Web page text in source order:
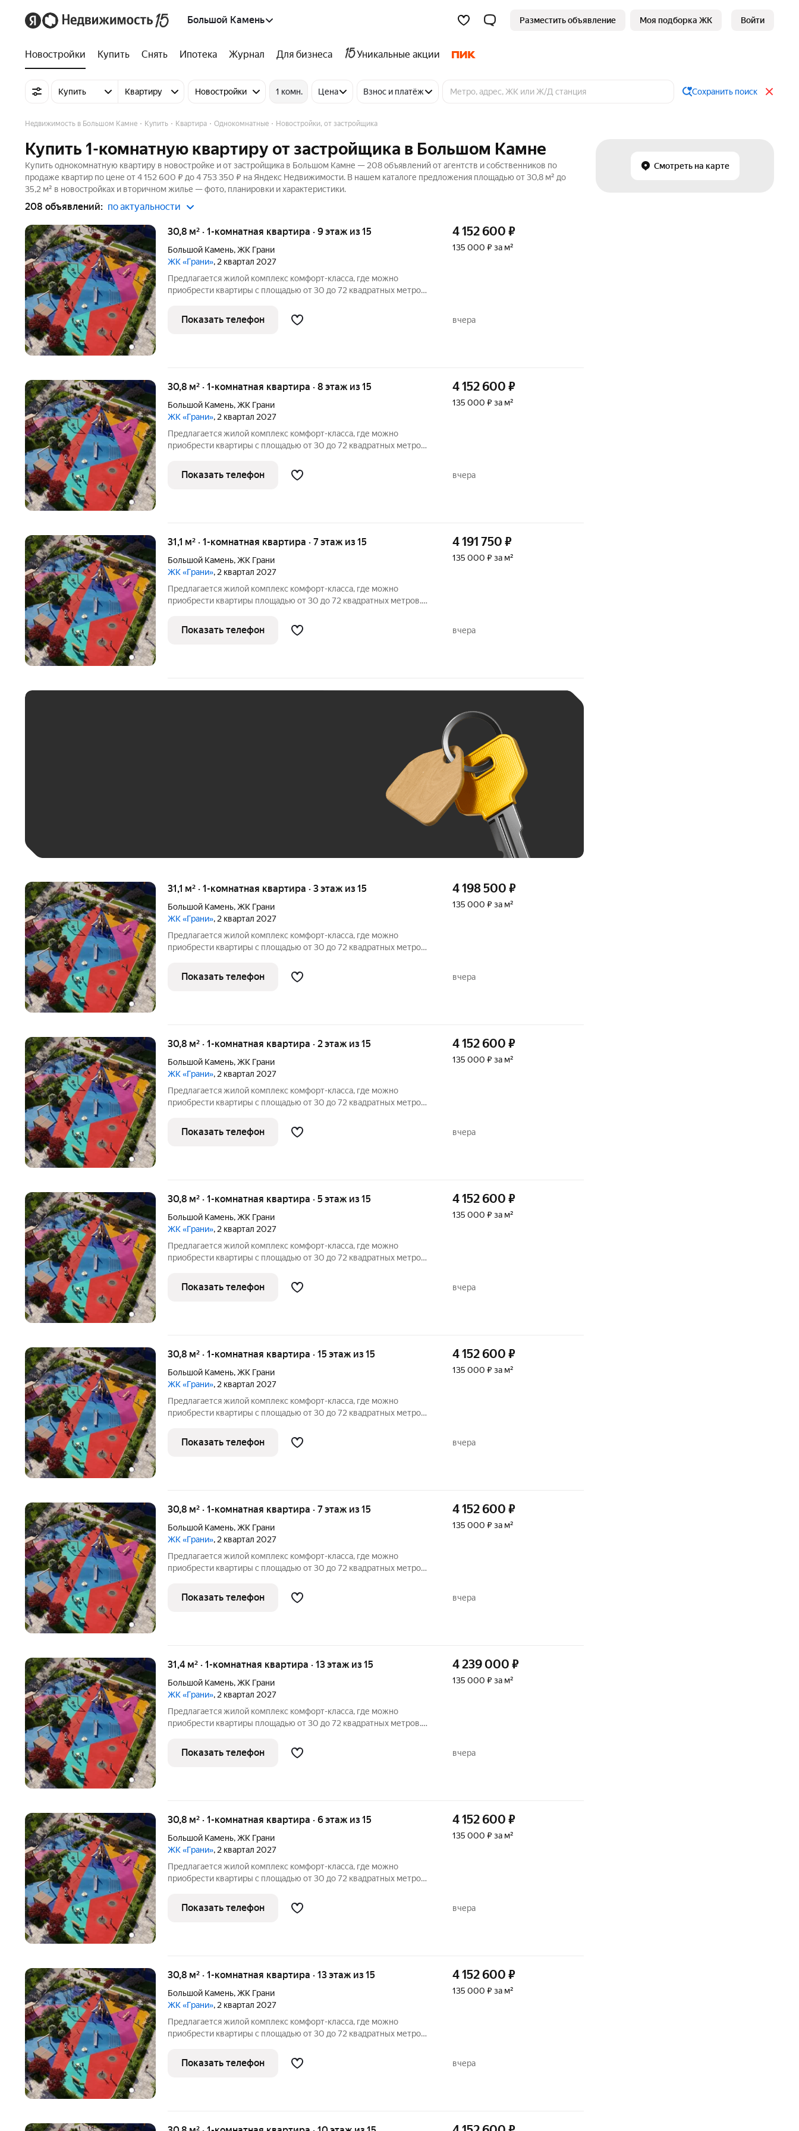
Большой Камень Разместить объявление Моя подборка ЖК Войти
Новостройки Купить Снять Ипотека Журнал Для бизнеса Уникальные акции
Купить Квартиру Новостройки 1 комн. Цена Взнос и платёж Сохранить поиск
Смотреть на карте
Недвижимость в Большом Камне Купить Квартира Однокомнатные Новостройки, от застройщика
Купить 1-комнатную квартиру от застройщика в Большом Камне
Купить однокомнатную квартиру в новостройке и от застройщика в Большом Камне — 208 объявлений от агентств и собственников по
продаже квартир по цене от 4 152 600 ₽ до 4 753 350 ₽ на Яндекс Недвижимости. В нашем каталоге предложения площадью от 30,8 м² до
35,2 м² в новостройках и вторичном жилье — фото, планировки и характеристики.
208 объявлений: по актуальности
30,8 м² · 1-комнатная квартира · 9 этаж из 15
Большой Камень,ЖК Грани
ЖК «Грани», 2 квартал 2027
Предлагается жилой комплекс комфорт-класса, где можно
приобрести квартиры с площадью от 30 до 72 квадратных метров.
или с отделкой. Из окон открывается вид на город, парки и
Уссурийский
4 152 600 ₽
135 000 ₽ за м²
Показать телефон вчера
30,8 м² · 1-комнатная квартира · 8 этаж из 15
Большой Камень,ЖК Грани
ЖК «Грани», 2 квартал 2027
Предлагается жилой комплекс комфорт-класса, где можно
приобрести квартиры с площадью от 30 до 72 квадратных метров.
или с отделкой. Из окон открывается вид на город, парки и
Уссурийский
4 152 600 ₽
135 000 ₽ за м²
Показать телефон вчера
31,1 м² · 1-комнатная квартира · 7 этаж из 15
Большой Камень,ЖК Грани
ЖК «Грани», 2 квартал 2027
Предлагается жилой комплекс комфорт-класса, где можно
приобрести квартиры площадью от 30 до 72 квадратных метров.
или с отделкой. Из окон открывается вид на город, парки и
Уссурийский залив.
4 191 750 ₽
135 000 ₽ за м²
Показать телефон вчера
31,1 м² · 1-комнатная квартира · 3 этаж из 15
Большой Камень,ЖК Грани
ЖК «Грани», 2 квартал 2027
Предлагается жилой комплекс комфорт-класса, где можно
приобрести квартиры с площадью от 30 до 72 квадратных метров.
или с отделкой. Из окон открывается вид на город, парки и
Уссурийский
4 198 500 ₽
135 000 ₽ за м²
Показать телефон вчера
30,8 м² · 1-комнатная квартира · 2 этаж из 15
Большой Камень,ЖК Грани
ЖК «Грани», 2 квартал 2027
Предлагается жилой комплекс комфорт-класса, где можно
приобрести квартиры с площадью от 30 до 72 квадратных метров.
или с отделкой. Из окон открывается вид на город, парки и
Уссурийский
4 152 600 ₽
135 000 ₽ за м²
Показать телефон вчера
30,8 м² · 1-комнатная квартира · 5 этаж из 15
Большой Камень,ЖК Грани
ЖК «Грани», 2 квартал 2027
Предлагается жилой комплекс комфорт-класса, где можно
приобрести квартиры с площадью от 30 до 72 квадратных метров.
или с отделкой. Из окон открывается вид на город, парки и
Уссурийский
4 152 600 ₽
135 000 ₽ за м²
Показать телефон вчера
30,8 м² · 1-комнатная квартира · 15 этаж из 15
Большой Камень,ЖК Грани
ЖК «Грани», 2 квартал 2027
Предлагается жилой комплекс комфорт-класса, где можно
приобрести квартиры с площадью от 30 до 72 квадратных метров.
или с отделкой. Из окон открывается вид на город, парки и
Уссурийский
4 152 600 ₽
135 000 ₽ за м²
Показать телефон вчера
30,8 м² · 1-комнатная квартира · 7 этаж из 15
Большой Камень,ЖК Грани
ЖК «Грани», 2 квартал 2027
Предлагается жилой комплекс комфорт-класса, где можно
приобрести квартиры с площадью от 30 до 72 квадратных метров.
или с отделкой. Из окон открывается вид на город, парки и
Уссурийский
4 152 600 ₽
135 000 ₽ за м²
Показать телефон вчера
31,4 м² · 1-комнатная квартира · 13 этаж из 15
Большой Камень,ЖК Грани
ЖК «Грани», 2 квартал 2027
Предлагается жилой комплекс комфорт-класса, где можно
приобрести квартиры площадью от 30 до 72 квадратных метров.
со свободной планировкой. Из окон открывается вид на город,
парки и
4 239 000 ₽
135 000 ₽ за м²
Показать телефон вчера
30,8 м² · 1-комнатная квартира · 6 этаж из 15
Большой Камень,ЖК Грани
ЖК «Грани», 2 квартал 2027
Предлагается жилой комплекс комфорт-класса, где можно
приобрести квартиры с площадью от 30 до 72 квадратных метров.
отделка. Из окон квартир открываются виды на город, парки и
Уссурийский
4 152 600 ₽
135 000 ₽ за м²
Показать телефон вчера
30,8 м² · 1-комнатная квартира · 13 этаж из 15
Большой Камень,ЖК Грани
ЖК «Грани», 2 квартал 2027
Предлагается жилой комплекс комфорт-класса, где можно
приобрести квартиры с площадью от 30 до 72 квадратных метров.
или с отделкой. Из окон открывается вид на город, парки и
Уссурийский
4 152 600 ₽
135 000 ₽ за м²
Показать телефон вчера